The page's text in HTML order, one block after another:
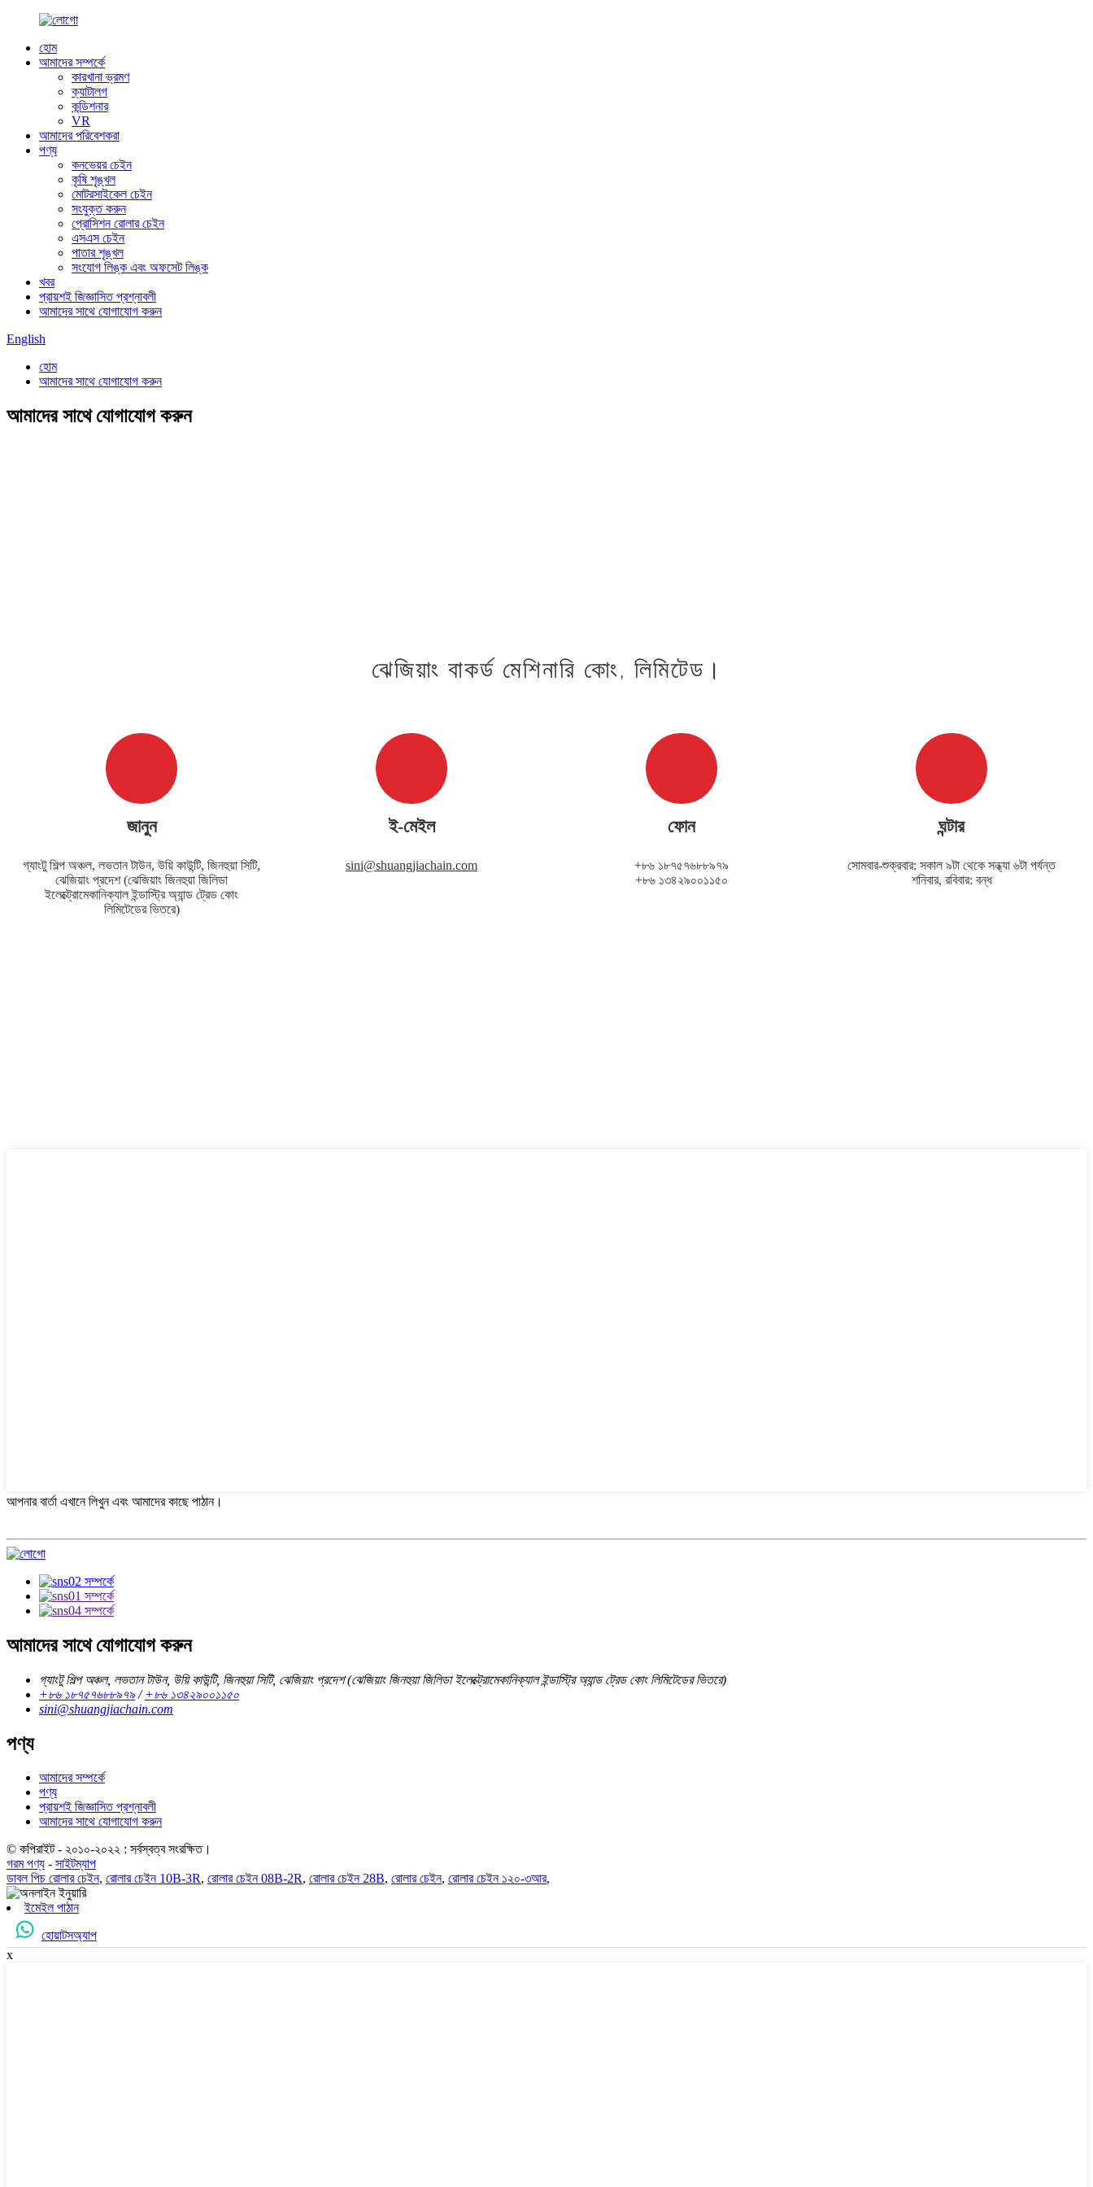
হোম
আমাদের সম্পর্কে
কারখানা ভ্রমণ
ক্যাটালগ
কন্ডিশনার
VR
আমাদের পরিবেশকরা
পণ্য
কনভেয়র চেইন
কৃষি শৃঙ্খল
মোটরসাইকেল চেইন
সংযুক্ত করুন
প্রোসিশন রোলার চেইন
এসএস চেইন
পাতার শৃঙ্খল
সংযোগ লিঙ্ক এবং অফসেট লিঙ্ক
খবর
প্রায়শই জিজ্ঞাসিত প্রশ্নাবলী
আমাদের সাথে যোগাযোগ করুন
English
হোম
আমাদের সাথে যোগাযোগ করুন
আমাদের সাথে যোগাযোগ করুন
ঝেজিয়াং বাকর্ড মেশিনারি কোং, লিমিটেড।
জানুন
গ্যাংটু শিল্প অঞ্চল, লভতান টাউন, উয়ি কাউন্টি, জিনহুয়া সিটি,
ঝেজিয়াং প্রদেশ (ঝেজিয়াং জিনহুয়া জিলিডা
ইলেক্ট্রোমেকানিক্যাল ইন্ডাস্ট্রি অ্যান্ড ট্রেড কোং
লিমিটেডের ভিতরে)
ই-মেইল
sini@shuangjiachain.com
ফোন
+৮৬ ১৮৭৫৭৬৮৮৯৭৯
+৮৬ ১৩৪২৯০০১১৫০
ঘন্টার
সোমবার-শুক্রবার: সকাল ৯টা থেকে সন্ধ্যা ৬টা পর্যন্ত
শনিবার, রবিবার: বন্ধ
আপনার বার্তা এখানে লিখুন এবং আমাদের কাছে পাঠান।
আমাদের সাথে যোগাযোগ করুন
গ্যাংটু শিল্প অঞ্চল, লভতান টাউন, উয়ি কাউন্টি, জিনহুয়া সিটি, ঝেজিয়াং প্রদেশ (ঝেজিয়াং জিনহুয়া জিলিডা ইলেক্ট্রোমেকানিক্যাল ইন্ডাস্ট্রি অ্যান্ড ট্রেড কোং লিমিটেডের ভিতরে)
+৮৬ ১৮৭৫৭৬৮৮৯৭৯ /+৮৬ ১৩৪২৯০০১১৫০
sini@shuangjiachain.com
পণ্য
আমাদের সম্পর্কে
পণ্য
প্রায়শই জিজ্ঞাসিত প্রশ্নাবলী
আমাদের সাথে যোগাযোগ করুন
© কপিরাইট - ২০১০-২০২২ : সর্বস্বত্ব সংরক্ষিত।
গরম পণ্য - সাইটম্যাপ
ডাবল পিচ রোলার চেইন, রোলার চেইন 10B-3R, রোলার চেইন 08B-2R, রোলার চেইন 28B, রোলার চেইন, রোলার চেইন ১২০-৩আর,
ইমেইল পাঠান
হোয়াটসঅ্যাপ
x